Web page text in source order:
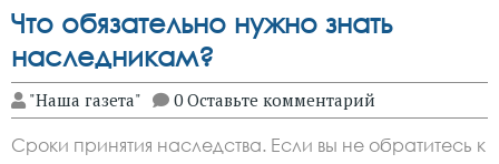
Что обязательно нужно знать
наследникам?
"Наша газета" 0 Оставьте комментарий
Сроки принятия наследства. Если вы не обратитесь к